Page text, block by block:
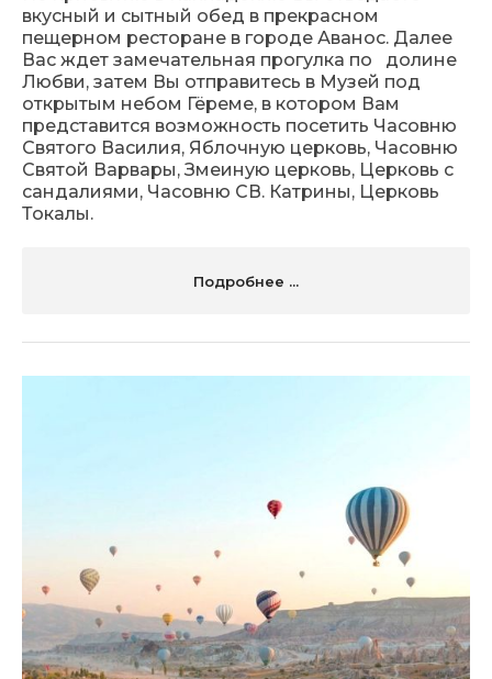
вкусный и сытный обед в прекрасном
пещерном ресторане в городе Аванос. Далее
Вас ждет замечательная прогулка по долине
Любви, затем Вы отправитесь в Музей под
открытым небом Гёреме, в котором Вам
представится возможность посетить Часовню
Святого Василия, Яблочную церковь, Часовню
Святой Варвары, Змеиную церковь, Церковь с
сандалиями, Часовню СВ. Катрины, Церковь
Токалы.
Подробнее ...